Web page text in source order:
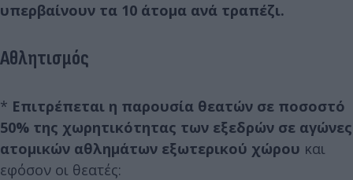
υπερβαίνουν τα 10 άτομα ανά τραπέζι.
Αθλητισμός
* Επιτρέπεται η παρουσία θεατών σε ποσοστό
50% της χωρητικότητας των εξεδρών σε αγώνες
ατομικών αθλημάτων εξωτερικού χώρου και
εφόσον οι θεατές: